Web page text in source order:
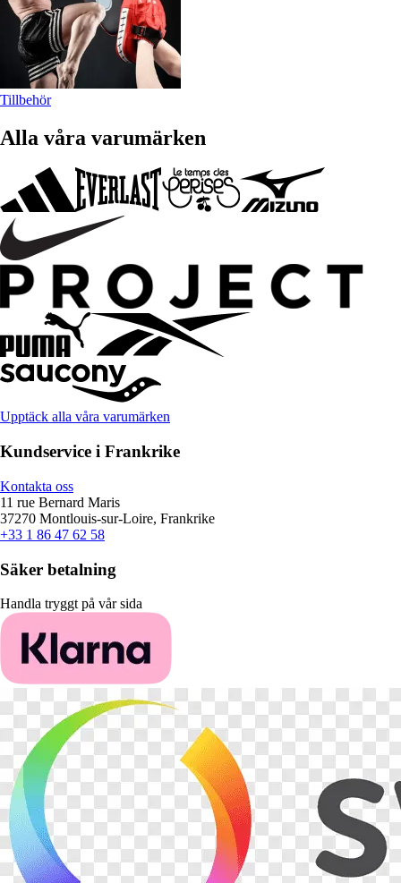
Tillbehör
Alla våra varumärken
Upptäck alla våra varumärken
Kundservice i Frankrike
Kontakta oss
11 rue Bernard Maris
37270 Montlouis-sur-Loire, Frankrike
+33 1 86 47 62 58
Säker betalning
Handla tryggt på vår sida